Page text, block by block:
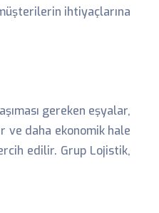
ihtiyaçlarına
gereken eşyalar,
ve daha ekonomik hale
edilir. Grup Lojistik,